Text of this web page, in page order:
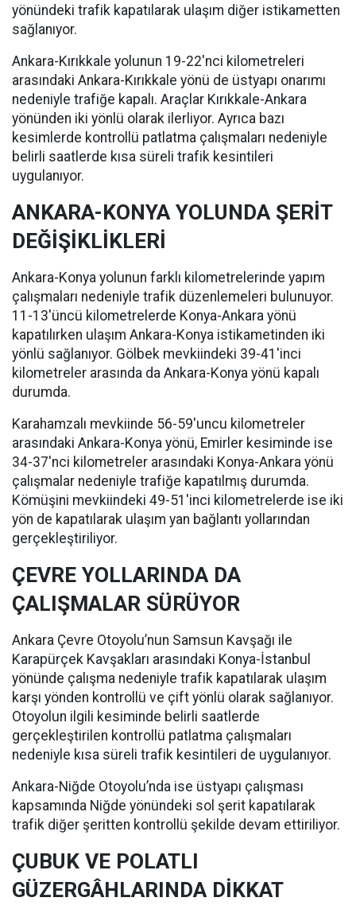
yönündeki trafik kapatılarak ulaşım diğer istikametten
sağlanıyor.
Ankara-Kırıkkale yolunun 19-22'nci kilometreleri
arasındaki Ankara-Kırıkkale yönü de üstyapı onarımı
nedeniyle trafiğe kapalı. Araçlar Kırıkkale-Ankara
yönünden iki yönlü olarak ilerliyor. Ayrıca bazı
kesimlerde kontrollü patlatma çalışmaları nedeniyle
belirli saatlerde kısa süreli trafik kesintileri
uygulanıyor.
ANKARA-KONYA YOLUNDA ŞERİT
DEĞİŞİKLİKLERİ
Ankara-Konya yolunun farklı kilometrelerinde yapım
çalışmaları nedeniyle trafik düzenlemeleri bulunuyor.
11-13'üncü kilometrelerde Konya-Ankara yönü
kapatılırken ulaşım Ankara-Konya istikametinden iki
yönlü sağlanıyor. Gölbek mevkiindeki 39-41'inci
kilometreler arasında da Ankara-Konya yönü kapalı
durumda.
Karahamzalı mevkiinde 56-59'uncu kilometreler
arasındaki Ankara-Konya yönü, Emirler kesiminde ise
34-37'nci kilometreler arasındaki Konya-Ankara yönü
çalışmalar nedeniyle trafiğe kapatılmış durumda.
Kömüşini mevkiindeki 49-51'inci kilometrelerde ise iki
yön de kapatılarak ulaşım yan bağlantı yollarından
gerçekleştiriliyor.
ÇEVRE YOLLARINDA DA
ÇALIŞMALAR SÜRÜYOR
Ankara Çevre Otoyolu’nun Samsun Kavşağı ile
Karapürçek Kavşakları arasındaki Konya-İstanbul
yönünde çalışma nedeniyle trafik kapatılarak ulaşım
karşı yönden kontrollü ve çift yönlü olarak sağlanıyor.
Otoyolun ilgili kesiminde belirli saatlerde
gerçekleştirilen kontrollü patlatma çalışmaları
nedeniyle kısa süreli trafik kesintileri de uygulanıyor.
Ankara-Niğde Otoyolu’nda ise üstyapı çalışması
kapsamında Niğde yönündeki sol şerit kapatılarak
trafik diğer şeritten kontrollü şekilde devam ettiriliyor.
ÇUBUK VE POLATLI
GÜZERGÂHLARINDA DİKKAT